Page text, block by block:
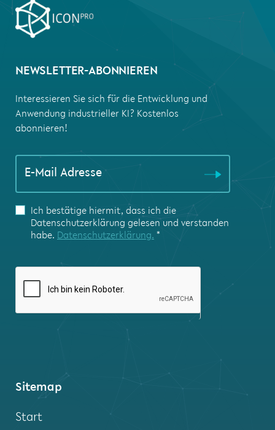
NEWSLETTER-ABONNIEREN
Interessieren Sie sich für die Entwicklung und
Anwendung industrieller KI? Kostenlos
abonnieren!
E-Mail Adresse
Ich bestätige hiermit, dass ich die
Datenschutzerklärung gelesen und verstanden
habe. Datenschutzerklärung. *
menschlich
bist, lasse
dieses Feld
leer.
Sitemap
Start